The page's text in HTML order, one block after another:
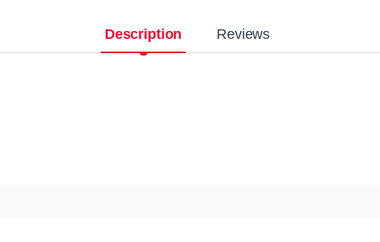
Description Reviews